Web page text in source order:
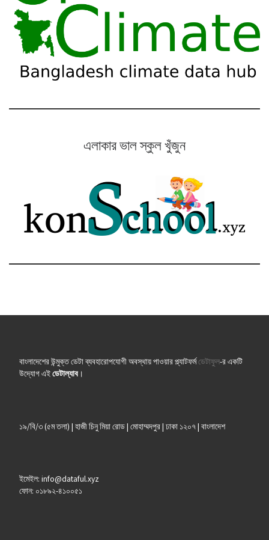
এলাকার ভাল স্কুল খুঁজুন
বাংলাদেশের উন্মুক্ত ডেটা ব্যবহারোপযোগী অবস্থায় পাওয়ার প্ল্যাটফর্মডেটাফুল-র একটি
উদ্যোগ এইডেটাল্যাব।
১৯/বি/৩ (৫ম তলা) | হাজী চিনু মিয়া রোড | মোহাম্মদপুর | ঢাকা ১২০৭ | বাংলাদেশ
ইমেইল: info@dataful.xyz
ফোন: ০১৮৯২-৪১০০৫১